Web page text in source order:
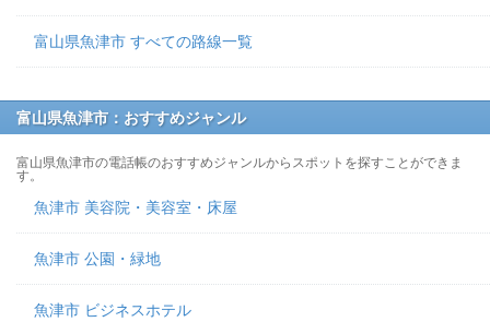
富山県魚津市 すべての路線一覧
富山県魚津市：おすすめジャンル
富山県魚津市の電話帳のおすすめジャンルからスポットを探すことができま
す。
魚津市 美容院・美容室・床屋
魚津市 公園・緑地
魚津市 ビジネスホテル